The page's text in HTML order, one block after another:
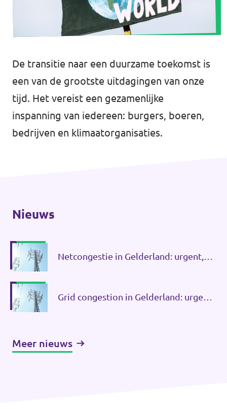
Volt Rheden
Volt Veluwe Noord
Volt Rivierenland
Volt Gelderland
Volt Nederland
↗️ Overzicht alle Nederlandse afdelingen
Vacature kandidaat-Statenlid
Evenementen →
Vacatures →
De transitie naar een duurzame toekomst is
een van de grootste uitdagingen van onze
tijd. Het vereist een gezamenlijke
inspanning van iedereen: burgers, boeren,
bedrijven en klimaatorganisaties.
Nieuws
Netcongestie in Gelderland: urgent,
Grid congestion in Gelderland: urgent,
Meer nieuws